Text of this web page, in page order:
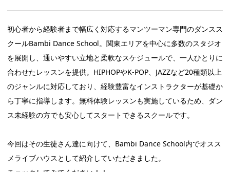
初心者から経験者まで幅広く対応するマンツーマン専門のダンスス
クールBambi Dance School。関東エリアを中心に多数のスタジオ
を展開し、通いやすい立地と柔軟なスケジュールで、一人ひとりに
合わせたレッスンを提供。HIPHOPやK-POP、JAZZなど20種類以上
のジャンルに対応しており、経験豊富なインストラクターが基礎か
ら丁寧に指導します。無料体験レッスンも実施しているため、ダン
ス未経験の方でも安心してスタートできるスクールです。
今回はその生徒さん達に向けて、Bambi Dance School内でオスス
メライブハウスとして紹介していただきました。